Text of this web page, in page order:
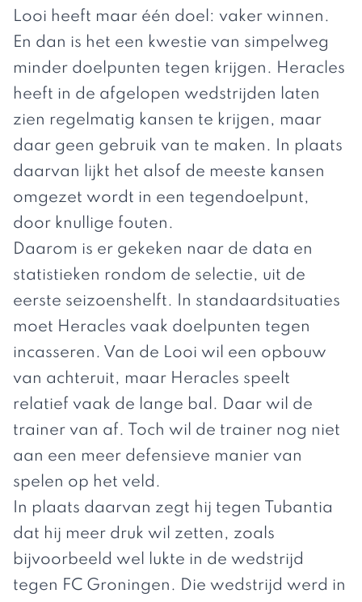
Looi heeft maar één doel: vaker winnen.
En dan is het een kwestie van simpelweg
minder doelpunten tegen krijgen. Heracles
heeft in de afgelopen wedstrijden laten
zien regelmatig kansen te krijgen, maar
daar geen gebruik van te maken. In plaats
daarvan lijkt het alsof de meeste kansen
omgezet wordt in een tegendoelpunt,
door knullige fouten.
Daarom is er gekeken naar de data en
statistieken rondom de selectie, uit de
eerste seizoenshelft. In standaardsituaties
moet Heracles vaak doelpunten tegen
incasseren. Van de Looi wil een opbouw
van achteruit, maar Heracles speelt
relatief vaak de lange bal. Daar wil de
trainer van af. Toch wil de trainer nog niet
aan een meer defensieve manier van
spelen op het veld.
In plaats daarvan zegt hij tegen
Tubantia
dat hij meer druk wil zetten, zoals
bijvoorbeeld wel lukte in de wedstrijd
tegen FC Groningen. Die wedstrijd werd in